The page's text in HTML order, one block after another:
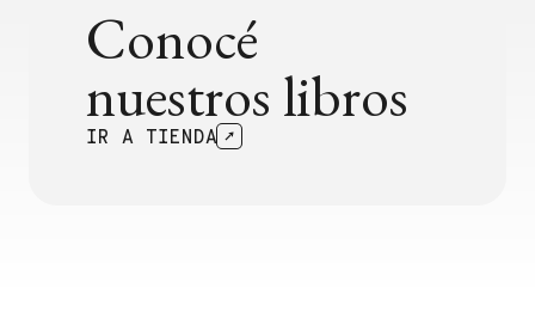
Conocé
nuestros libros
IR A TIENDA